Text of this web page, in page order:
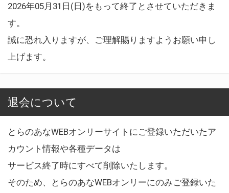
2026年05月31日(日)をもって終了とさせていただきま
す。
誠に恐れ入りますが、ご理解賜りますようお願い申し
上げます。
退会について
とらのあなWEBオンリーサイトにご登録いただいたア
カウント情報や各種データは
サービス終了時にすべて削除いたします。
そのため、とらのあなWEBオンリーにのみご登録いた